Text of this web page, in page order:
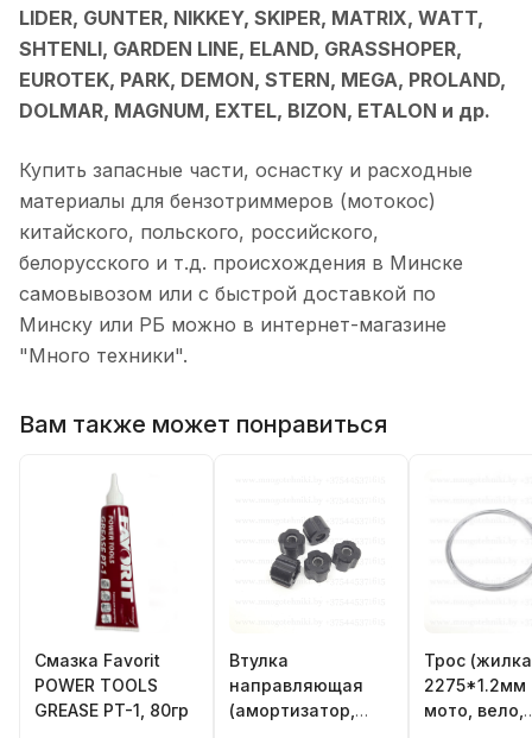
LIDER, GUNTER, NIKKEY, SKIPER, MATRIX, WATT,
SHTENLI, GARDEN LINE, ELAND, GRASSHOPER,
EUROTEK, PARK, DEMON, STERN, MEGA, PROLAND,
DOLMAR, MAGNUM, EXTEL, BIZON, ETALON и др.
Купить запасные части, оснастку и расходные
материалы для бензотриммеров (мотокос)
китайского, польского, российского,
белорусского и т.д. происхождения в Минске
самовывозом или с быстрой доставкой по
Минску или РБ можно в интернет-магазине
"Много техники".
Вам также может понравиться
Смазка Favorit
POWER TOOLS
GREASE PT-1, 80гр
Втулка
направляющая
(амортизатор,
Трос
2275*1.2мм
мото, вело,